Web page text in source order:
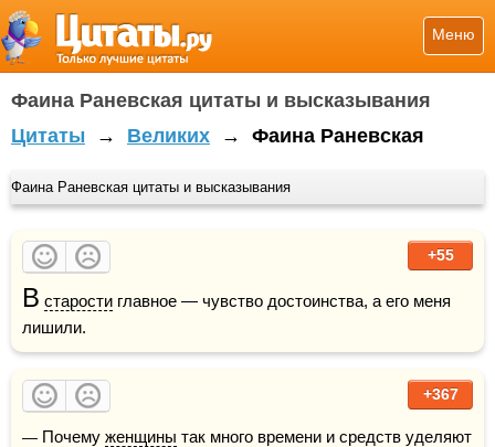
Меню
Фаина Раневская цитаты и высказывания
Цитаты → Великих → Фаина Раневская
Фаина Раневская цитаты и высказывания
+55
В старости главное — чувство достоинства, а его меня
лишили.
+367
— Почему женщины так много времени и средств уделяют